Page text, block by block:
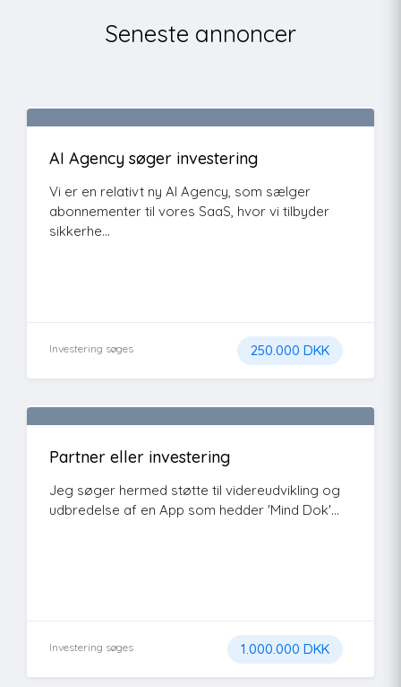
Seneste annoncer
AI Agency søger investering
Vi er en relativt ny AI Agency, som sælger
abonnementer til vores SaaS, hvor vi tilbyder
sikkerhe...
250.000 DKK
Investering søges
Partner eller investering
Jeg søger hermed støtte til videreudvikling og
udbredelse af en App som hedder 'Mind Dok'...
1.000.000 DKK
Investering søges